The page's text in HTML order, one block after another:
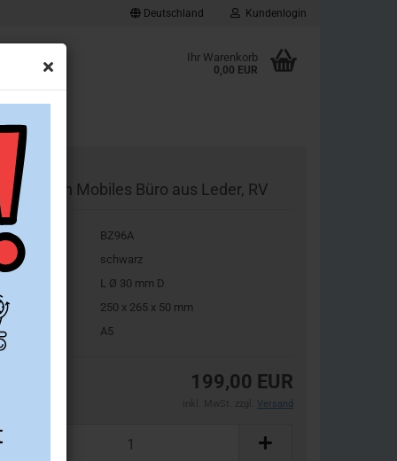
Deutschland Kundenlogin
Konto erstellen
Passwort vergessen?
Ihr Warenkorb
0,00 EUR
Ringbuch Mobiles Büro aus Leder, RV
BZ96A
schwarz
L Ø 30 mm D
250 x 265 x 50 mm
A5
199,00 EUR
Versand